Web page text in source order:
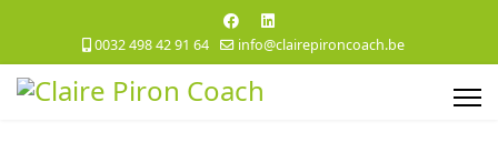
0032 498 42 91 64 info@clairepironcoach.be